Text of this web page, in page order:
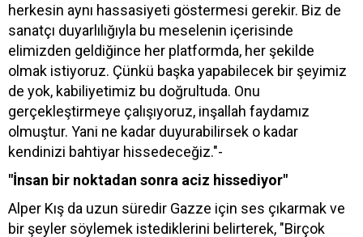
herkesin aynı hassasiyeti göstermesi gerekir. Biz de
sanatçı duyarlılığıyla bu meselenin içerisinde
elimizden geldiğince her platformda, her şekilde
olmak istiyoruz. Çünkü başka yapabilecek bir şeyimiz
de yok, kabiliyetimiz bu doğrultuda. Onu
gerçekleştirmeye çalışıyoruz, inşallah faydamız
olmuştur. Yani ne kadar duyurabilirsek o kadar
kendinizi bahtiyar hissedeceğiz."-
"İnsan bir noktadan sonra aciz hissediyor"
Alper Kış da uzun süredir Gazze için ses çıkarmak ve
bir şeyler söylemek istediklerini belirterek, "Birçok